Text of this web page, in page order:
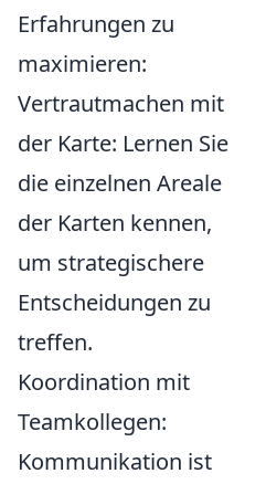
Erfahrungen zu
maximieren:
Vertrautmachen mit
der Karte: Lernen Sie
die einzelnen Areale
der Karten kennen,
um strategischere
Entscheidungen zu
treffen.
Koordination mit
Teamkollegen:
Kommunikation ist